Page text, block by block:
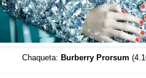
Chaqueta: Burberry Prorsum